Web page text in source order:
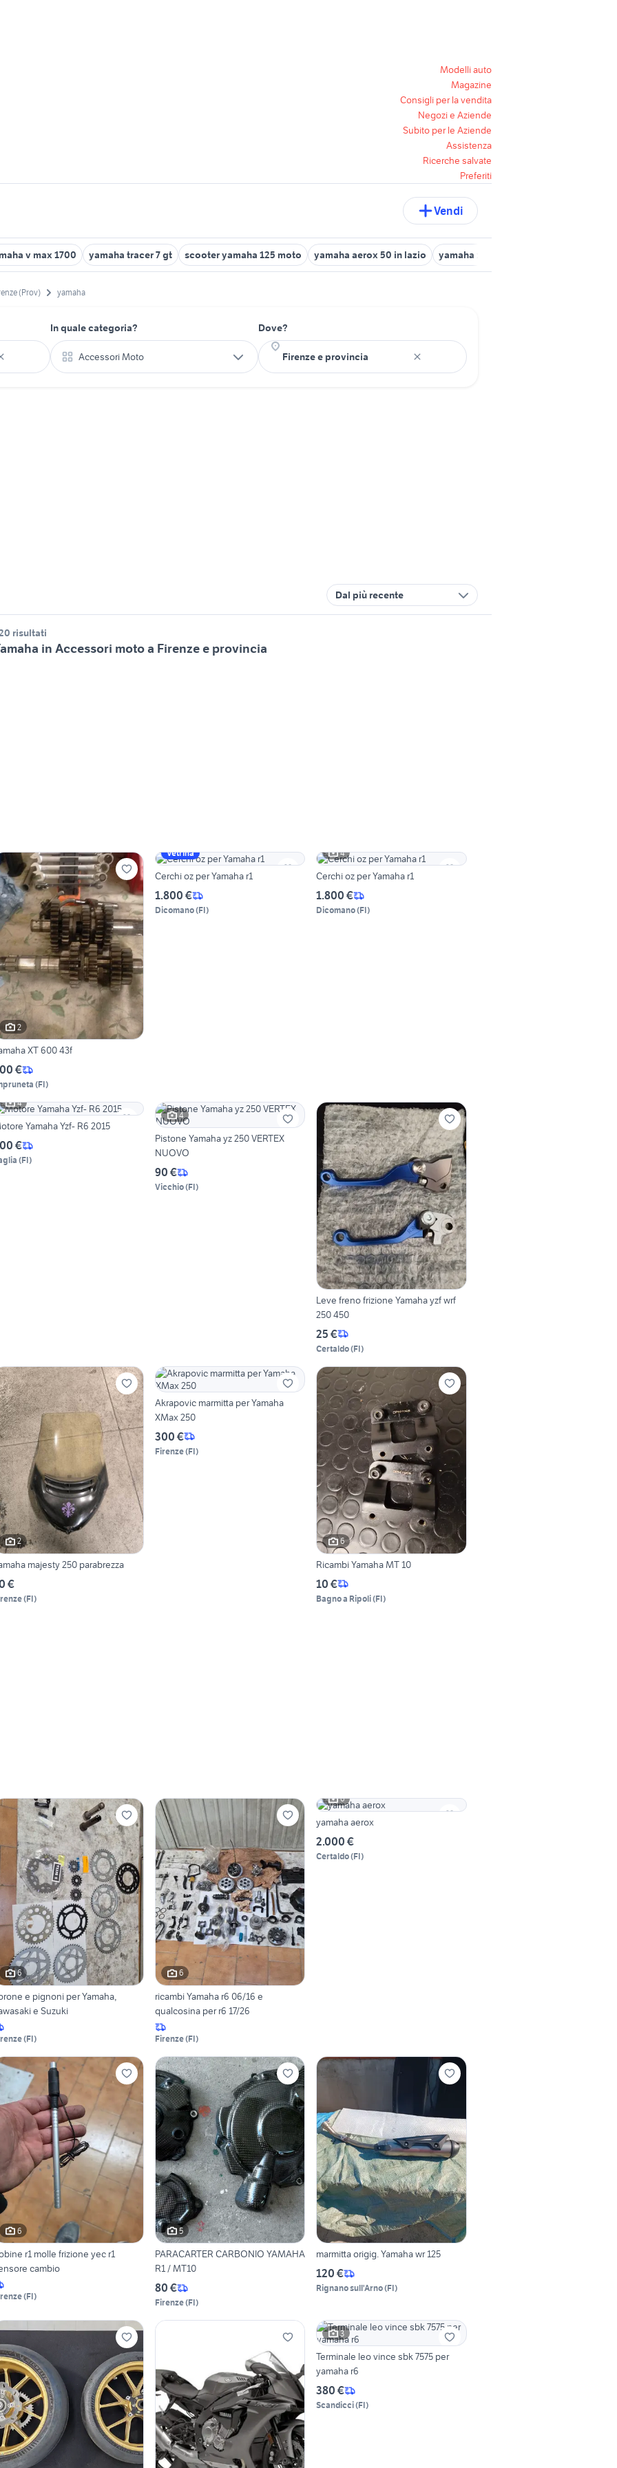
Modelli auto
Magazine
Consigli per la vendita
Negozi e Aziende
Subito per le Aziende
Assistenza
Ricerche salvate
Preferiti
Vendi
v max 1700 yamaha tracer 7 gt scooter yamaha 125 moto yamaha aerox 50 in lazio yamaha x-max 400
(Prov) yamaha
In quale categoria?
Accessori Moto
Dove?
Dal più recente
risultati
in Accessori moto a Firenze e provincia
2
XT 600 43f
€
(FI)
Vetrina
Cerchi oz per Yamaha r1
1.800 €
Dicomano(FI)
4
Cerchi oz per Yamaha r1
1.800 €
Dicomano(FI)
4
Yamaha Yzf- R6 2015
€
(FI)
4
Pistone Yamaha yz 250 VERTEX
NUOVO
90 €
Vicchio(FI)
Leve freno frizione Yamaha yzf wrf
250 450
25 €
Certaldo(FI)
2
majesty 250 parabrezza
€
(FI)
Akrapovic marmitta per Yamaha
XMax 250
300 €
Firenze(FI)
6
Ricambi Yamaha MT 10
10 €
Bagno a Ripoli(FI)
6
e pignoni per Yamaha,
e Suzuki
(FI)
6
ricambi Yamaha r6 06/16 e
qualcosina per r6 17/26
Firenze(FI)
6
yamaha aerox
2.000 €
Certaldo(FI)
6
r1 molle frizione yec r1
cambio
(FI)
5
PARACARTER CARBONIO YAMAHA
R1 / MT10
80 €
Firenze(FI)
marmitta origig. Yamaha wr 125
120 €
Rignano sull'Arno(FI)
3
Terminale leo vince sbk 7575 per
yamaha r6
380 €
Scandicci(FI)